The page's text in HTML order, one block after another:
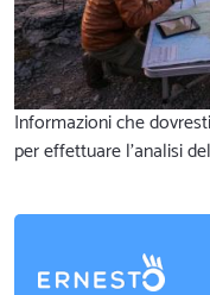
Informazioni che
per effettuare l'analisi